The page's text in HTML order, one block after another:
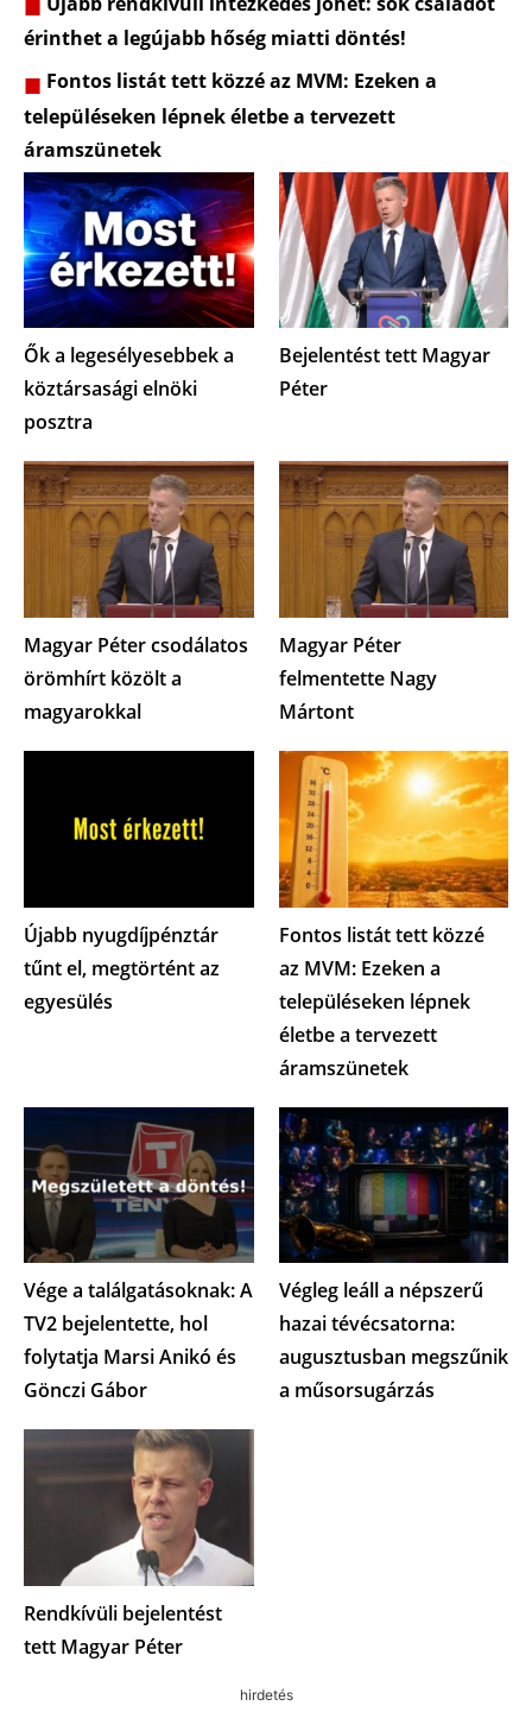
érinthet a legújabb hőség miatti döntés!
Fontos listát tett közzé az MVM: Ezeken a
településeken lépnek életbe a tervezett
áramszünetek
Ők a legesélyesebbek a
köztársasági elnöki
posztra
Bejelentést tett Magyar
Péter
Magyar Péter csodálatos
örömhírt közölt a
magyarokkal
Magyar Péter
felmentette Nagy
Mártont
Újabb nyugdíjpénztár
tűnt el, megtörtént az
egyesülés
Fontos listát tett közzé
az MVM: Ezeken a
településeken lépnek
életbe a tervezett
áramszünetek
Vége a találgatásoknak: A
TV2 bejelentette, hol
folytatja Marsi Anikó és
Gönczi Gábor
Végleg leáll a népszerű
hazai tévécsatorna:
augusztusban megszűnik
a műsorsugárzás
Rendkívüli bejelentést
tett Magyar Péter
hirdetés